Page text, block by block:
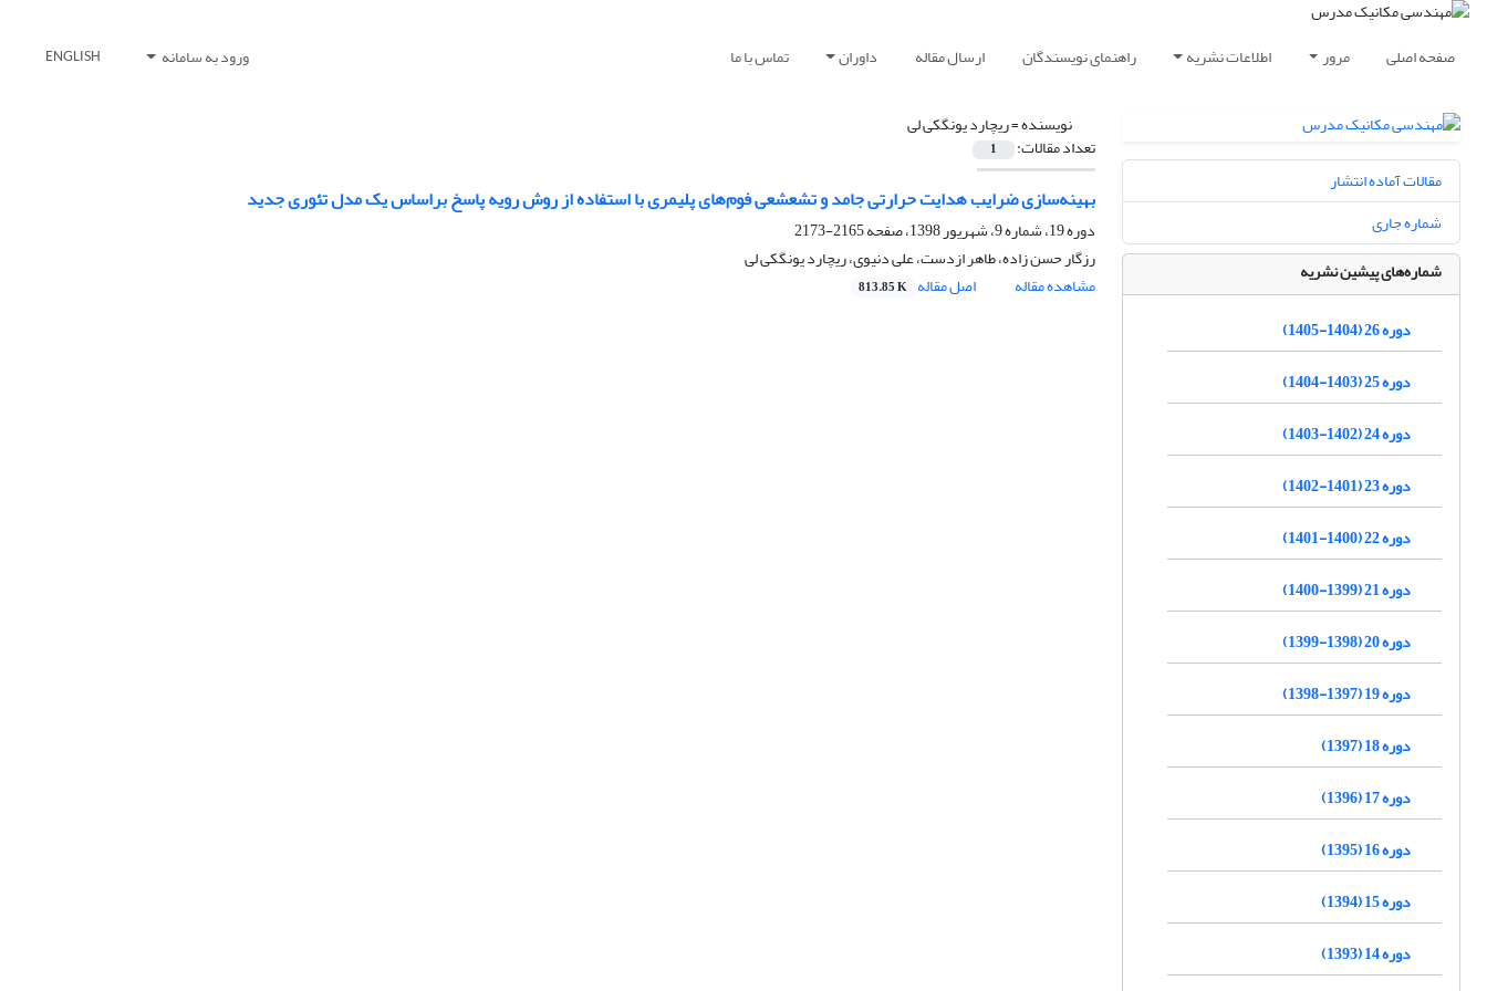
صفحه اصلی مرور اطلاعات نشریه راهنمای نویسندگان ارسال مقاله داوران تماس با ما ورود به سامانه ENGLISH
نویسنده =ریچارد یونگکی لی
تعداد مقالات: 1
بهینه‌سازی ضرایب هدایت حرارتی جامد و تشعشعی فوم‌های پلیمری با استفاده از روش رویه پاسخ براساس یک مدل تئوری جدید
دوره 19، شماره 9، شهریور 1398، صفحه
2165-2173
رزگار حسن زاده، طاهر ازدست، علی دنیوی، ریچارد یونگکی لی
مشاهده مقاله
اصل مقاله 813.85 K
مقالات آماده انتشار
شماره جاری
شماره‌های پیشین نشریه
دوره 26 (1404-1405)
دوره 25 (1403-1404)
دوره 24 (1402-1403)
دوره 23 (1401-1402)
دوره 22 (1400-1401)
دوره 21 (1399-1400)
دوره 20 (1398-1399)
دوره 19 (1397-1398)
دوره 18 (1397)
دوره 17 (1396)
دوره 16 (1395)
دوره 15 (1394)
دوره 14 (1393)